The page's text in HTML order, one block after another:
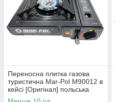
Переносна плитка газова
туристична Mar-Pol M90012 в
кейсі [Оригінал] польська